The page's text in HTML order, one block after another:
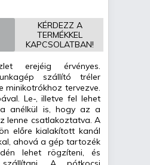
KÉRDEZZ A
TERMÉKKEL
KAPCSOLATBAN!
erejéig érvényes.
szállító tréler
minikotrókhoz tervezve.
Le-, illetve fel lehet
anélkül is, hogy az a
lenne csatlakoztatva. A
előre kialakított kanál
ahová a gép tartozék
lehet rögzíteni, és